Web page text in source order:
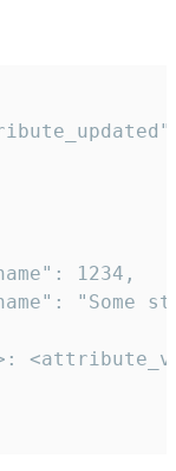
1234,
"Some